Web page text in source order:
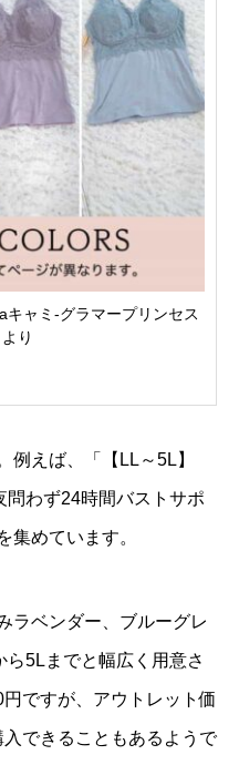
キャミ-グラマープリンセス
より
例えば、「【LL～5L】
問わず24時間バストサポ
集めています。
ラベンダー、ブルーグレ
5Lまでと幅広く用意さ
ですが、アウトレット価
できることもあるようで